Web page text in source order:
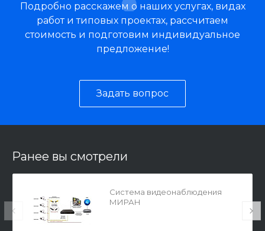
Подробно расскажем о наших услугах, видах
работ и типовых проектах, рассчитаем
стоимость и подготовим индивидуальное
предложение!
Задать вопрос
Ранее вы смотрели
Система видеонаблюдения
МИРАН